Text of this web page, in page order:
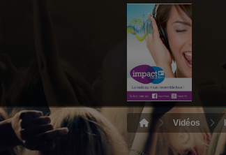
Vidéos